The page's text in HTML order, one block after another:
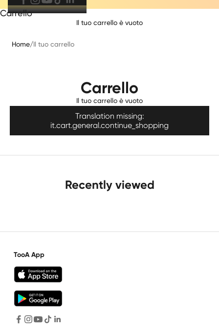
Carrello
Il tuo carrello è vuoto
Home/Il tuo carrello
Carrello
Il tuo carrello è vuoto
Translation missing:
it.cart.general.continue_shopping
Recently viewed
TooA App